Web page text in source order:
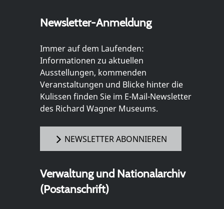
Newsletter-Anmeldung
Immer auf dem Laufenden:
Informationen zu aktuellen
Ausstellungen, kommenden
Veranstaltungen und Blicke hinter die
Kulissen finden Sie im E-Mail-Newsletter
des Richard Wagner Museums.
NEWSLETTER ABONNIEREN
Verwaltung und Nationalarchiv
(Postanschrift)